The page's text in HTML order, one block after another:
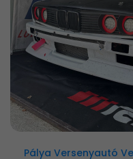
Pálya Versenyautó